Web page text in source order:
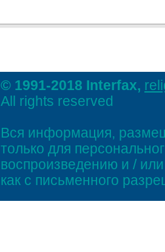
© 1991-2018 Interfax,
All rights reserved
Вся информация,
только для
воспроизведению и /
как с письменного